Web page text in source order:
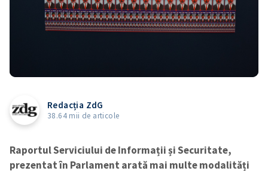
Redacția ZdG
38.64 mii de articole
Raportul Serviciului de Informații și Securitate,
prezentat în Parlament arată mai multe modalități